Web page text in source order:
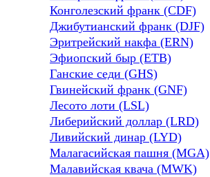
Конголезский франк (CDF)
Джибутианский франк (DJF)
Эритрейский накфа (ERN)
Эфиопский быр (ETB)
Ганские седи (GHS)
Гвинейский франк (GNF)
Лесото лоти (LSL)
Либерийский доллар (LRD)
Ливийский динар (LYD)
Малагасийская пашня (MGA)
Малавийская квача (MWK)